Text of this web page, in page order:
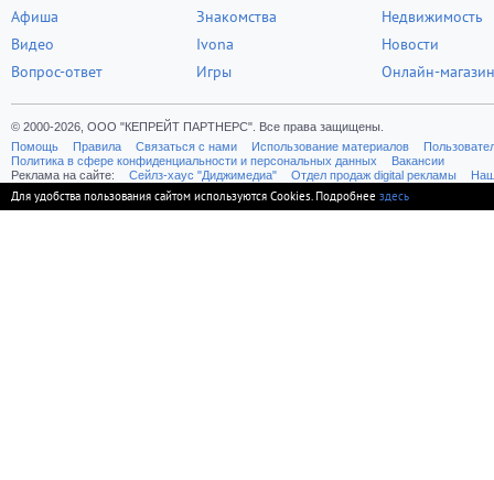
Афиша
Видео
Вопрос-ответ
Знакомства
Ivona
Игры
Недвижимость
Новости
Онлайн-магазин
© 2000-2026, ООО "КЕПРЕЙТ ПАРТНЕРС". Все права защищены.
Помощь
Правила Связаться с нами Использование материалов
Политика в сфере конфиденциальности и персональных данных
Вакансии
Реклама на сайте:
Cейлз-хаус "Диджимедиа" Отдел продаж digital рекламы
Для удобства пользования сайтом используются Cookies. Подробнее здесь